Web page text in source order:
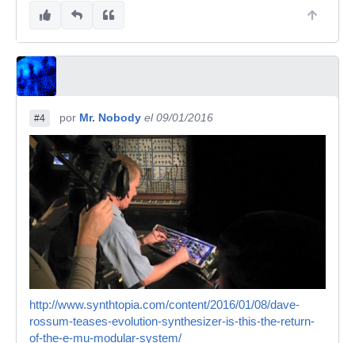
#4 por Mr. Nobody el 09/01/2016
http://www.synthtopia.com/content/2016/01/08/dave-
rossum-teases-evolution-synthesizer-is-this-the-return-
of-the-e-mu-modular-system/